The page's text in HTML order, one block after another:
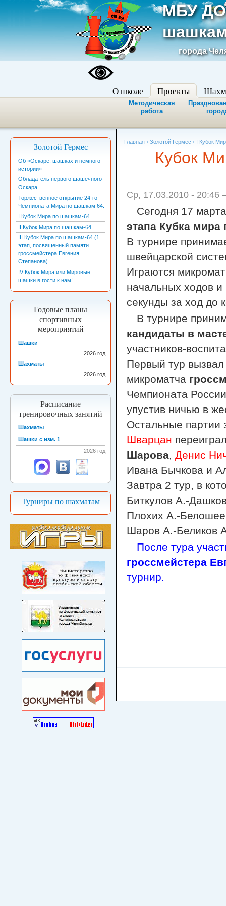
МБУ
города
О школе Проекты
Методическая
работа
Золотой Гермес
Об «Оскаре, шашках и немного
истории»
Обладатель первого шашечного
Оскара
Торжественное открытие 24-го
Чемпионата Мира по шашкам 64.
I Кубок Мира по шашкам-64
II Кубок Мира по шашкам-64
III Кубок Мира по шашкам-64 (1
этап, посвященный памяти
гроссмейстера Евгения
Степанова).
IV Кубок Мира или Мировые
шашки в гости к нам!
Годовые планы
спортивных
мероприятий
Шашки
2026 год
Шахматы
2026 год
Расписание
тренировочных занятий
Шахматы
Шашки с изм. 1
2026 год
Турниры по шахматам
Главная › Золотой Гермес › I Кубок
Кубок
Ср, 17.03.2010 - 20:46
Сегодня 17
этапа Кубка
В турнире
швейцарской
Играются
начальных ходов
секунды за ход до
В турнире
кандидаты в
участников-
Первый тур
микроматча
Чемпионата
упустив ничью в
Остальные
Шварцан
Шарова, Денис
Ивана Бычкова и
Завтра 2 тур, в
Биткулов А.-
Плохих А.-
Шаров А.-Беликов
После тура
гроссмейстера
турнир.